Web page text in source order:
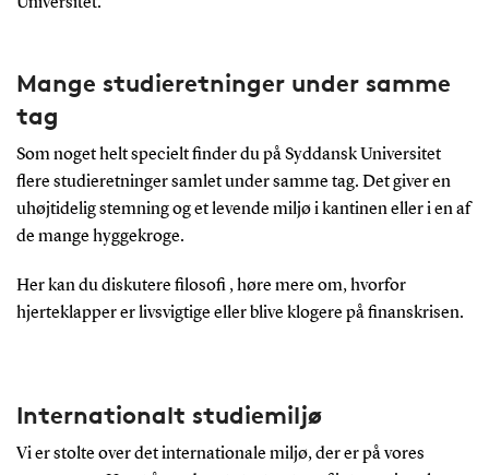
Mange studieretninger under samme
tag
Som noget helt specielt finder du på Syddansk Universitet
flere studieretninger samlet under samme tag. Det giver en
uhøjtidelig stemning og et levende miljø i kantinen eller i en af
de mange hyggekroge.
Her kan du diskutere filosofi , høre mere om, hvorfor
hjerteklapper er livsvigtige eller blive klogere på finanskrisen.
Internationalt studiemiljø
Vi er stolte over det internationale miljø, der er på vores